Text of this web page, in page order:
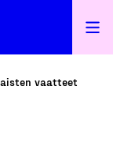
vaatteet